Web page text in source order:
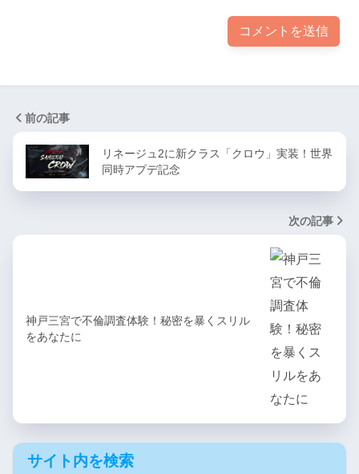
前の記事
リネージュ2に新クラス「クロウ」実装！世界
同時アプデ記念
次の記事
神戸三宮で不倫調査体験！秘密を暴くスリル
をあなたに
サイト内を検索